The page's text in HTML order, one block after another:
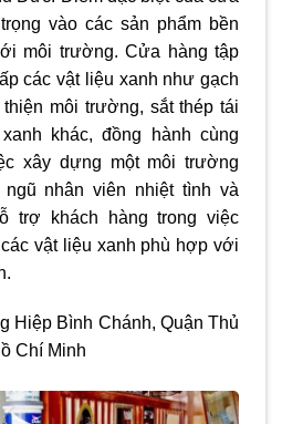
vào các sản phẩm bền
môi trường. Cửa hàng tập
các vật liệu xanh như gạch
môi trường, sắt thép tái
khác, đồng hành cùng
xây dựng một môi trường
nhân viên nhiệt tình và
trợ khách hàng trong việc
vật liệu xanh phù hợp với
Hiệp Bình Chánh, Quận Thủ
Chí Minh